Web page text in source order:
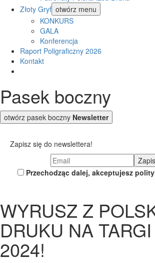
Złoty Gryf otwórz menu
KONKURS
GALA
Konferencja
Raport Poligraficzny 2026
Kontakt
Pasek boczny
otwórz pasek boczny Newsletter
Zapisz się do newslettera!
Przechodząc dalej, akceptujesz
WYRUSZ Z
DRUKU NA
2024!